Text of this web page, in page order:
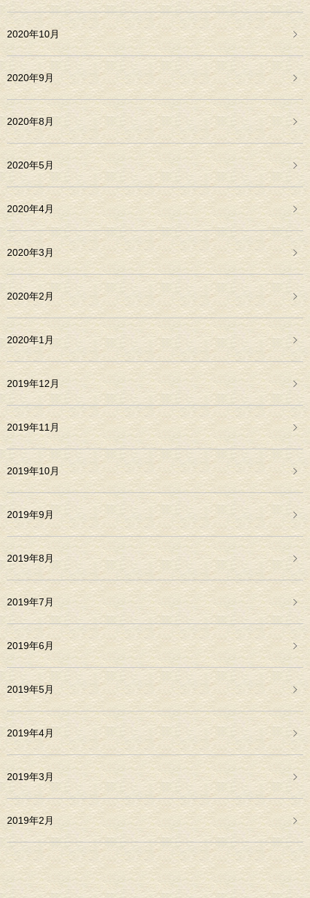
2020年10月
2020年9月
2020年8月
2020年5月
2020年4月
2020年3月
2020年2月
2020年1月
2019年12月
2019年11月
2019年10月
2019年9月
2019年8月
2019年7月
2019年6月
2019年5月
2019年4月
2019年3月
2019年2月